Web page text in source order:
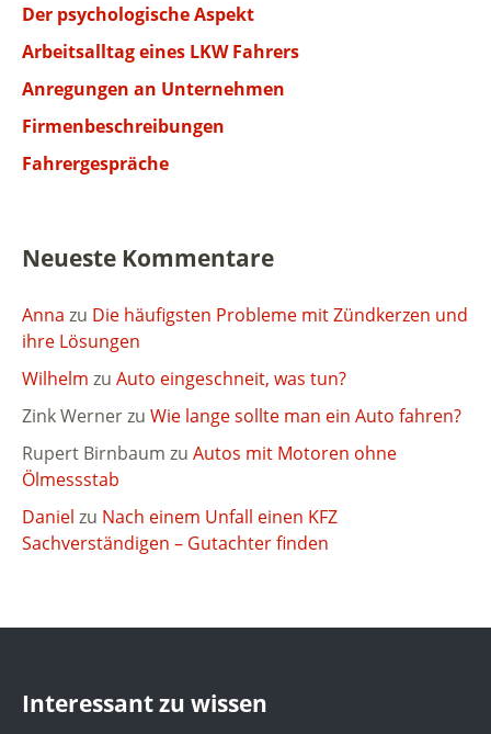
Der psychologische Aspekt
Arbeitsalltag eines LKW Fahrers
Anregungen an Unternehmen
Firmenbeschreibungen
Fahrergespräche
Neueste Kommentare
Anna zu Die häufigsten Probleme mit Zündkerzen und
ihre Lösungen
Wilhelm zu Auto eingeschneit, was tun?
Zink Wernerzu Wie lange sollte man ein Auto fahren?
Rupert Birnbaum zu Autos mit Motoren ohne
Ölmessstab
Daniel zu Nach einem Unfall einen KFZ
Sachverständigen – Gutachter finden
Interessant zu wissen